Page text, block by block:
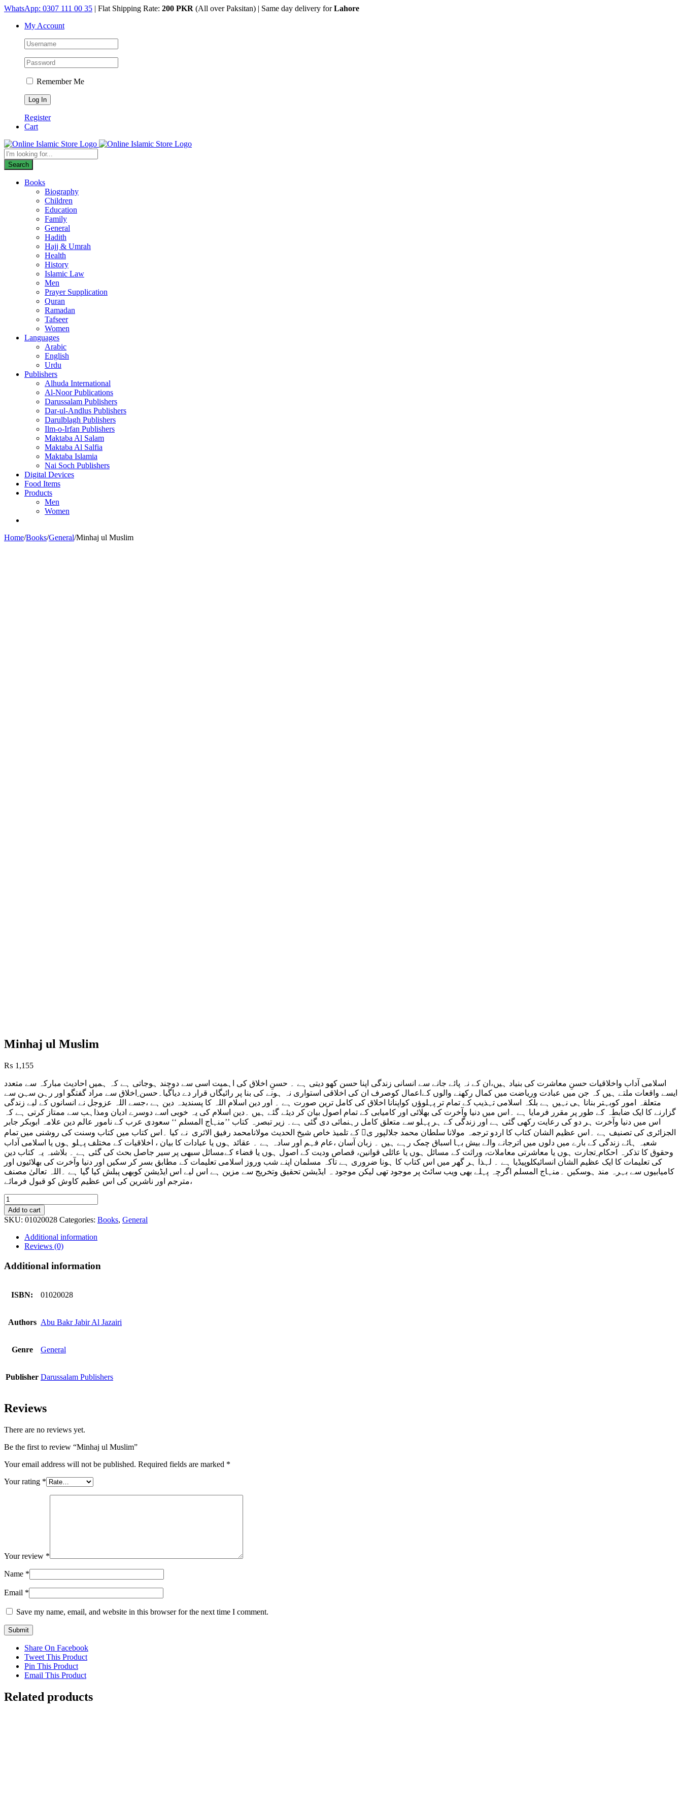
Skip
content
WhatsApp: 0307 111 00 35 | Flat Shipping Rate: 200 PKR (All over Paksitan) | Same day delivery forLahore
My Account
Remember Me
Register
Cart
Products
search
Search
Books
Biography
Children
Education
Family
General
Hadith
Hajj & Umrah
Health
History
Islamic Law
Men
Prayer Supplication
Quran
Ramadan
Tafseer
Women
Languages
Arabic
English
Urdu
Publishers
Alhuda International
Al-Noor Publications
Darussalam Publishers
Dar-ul-Andlus Publishers
Darulblagh Publishers
Ilm-o-Irfan Publishers
Maktaba Al Salam
Maktaba Al Salfia
Maktaba Islamia
Nai Soch Publishers
Digital Devices
Food Items
Products
Men
Women
Home/Books/General/Minhaj ul Muslim
Minhaj ul Muslim
₨ 1,155
اسلامی آداب واخلاقیات حسنِ معاشرت کی بنیاد ہیں،ان کے نہ پائے جانے سے انسانی زندگی اپنا حسن کھو دیتی ہے ۔ حسنِ اخلاق کی اہمیت اسی سے دوچند ہوجاتی ہے کہ ہمیں احادیث مبارکہ سے متعدد
ایسے واقعات ملتے ہیں کہ جن میں عبادت وریاضت میں کمال رکھنے والوں کےاعمال کوصرف ان کی اخلاقی استواری نہ ہونے کی بنا پر رائیگاں قرار دے دیاگیا۔حسن ِاخلاق سے مراد گفتگو اور ر ہن سہن سے
متعلقہ امور کوبہتر بنانا ہی نہیں ہے بلکہ اسلامی تہذیب کے تمام تر پہلوؤں کواپنانا اخلاق کی کامل ترین صورت ہے ۔ اور دین اسلام اللہ کا پسندیدہ دین ہے ،جسے اللہ عزوجل نے انسانوں کے لیے زندگی
گزارنے کا ایک ضابطہ کے طور پر مقرر فرمایا ہے ۔اس میں دنیا وآخرت کی بھلائی اور کامیابی کے تمام اصول بیان کر دیئے گئے ہیں ۔دین اسلام کی یہ خوبی اسے دوسرے ادیان ومذاہب سے ممتاز کرتی ہے کہ
اس میں دنیا وآخرت ہر دو کی رعایت رکھی گئی ہے اور زندگی کے ہر پہلو سے متعلق کامل رہنمائی دی گئی ہے۔ زیر تبصرہ کتاب ’’منہاج المسلم ‘‘ سعودی عرب کے نامور عالم دین علامہ ابوبکر جابر
الجزائری کی تصنیف ہے ۔اس عظیم الشان کتاب کا اردو ترجمہ مولانا سلطان محمد جلالپور ی﷫ کے تلمیذ خاص شیخ الحدیث مولانامحمد رفیق الاثری نے کیا ۔اس کتاب میں کتاب وسنت کی روشنی میں تمام
شعبہ ہائے زندگی کے بارے میں دلوں میں اترجانے والے بیش بہا اسباق چمک رہے ہیں ۔ زبان آسان ،عام فہم اور سادہ ہے ۔ عقائد ہوں یا عبادات کا بیان ، اخلاقیات کے مختلف پہلو ہوں یا اسلامی آداب
وحقوق کا تذکرہ احکام ِتجارت ہوں یا معاشرتی معاملات، وراثت کے مسائل ہوں یا عائلی قوانین، قصاص ودیت کے اصول ہوں یا قضاء کےمسائل سبھی پر سیر جاصل بحث کی گئی ہے ۔ بلاشبہ یہ کتاب دین
کی تعلیمات کا ایک عظیم الشان انسائیکلوپیڈیا ہے ۔ لہذا ہر گھر میں اس کتاب کا ہونا ضروری ہے تاکہ مسلمان اپنے شب وروز اسلامی تعلیمات کے مطابق بسر کر سکیں اور دنیا وآخرت کی بھلائیوں اور
کامیابیوں سے بہرہ مند ہوسکیں ۔منہاج المسلم اگرچہ پہلے بھی ویب سائٹ پر موجود تھی لیکن موجود ہ ایڈیشن تحقیق وتخریج سے مزین ہے اس لیے اس ایڈیشن کوبھی پبلش کیا گیا ہے ۔اللہ تعالیٰ مصنف
،مترجم اور ناشرین کی اس عظیم کاوش کو قبول فرمائے
Minhaj
ul
Muslim
quantity
Add to cart
SKU: 01020028 Categories: Books, General
Additional information
Reviews (0)
Additional information
ISBN: 01020028
Authors Abu Bakr Jabir Al Jazairi
Genre General
Publisher Darussalam Publishers
Reviews
There are no reviews yet.
Be the first to review “Minhaj ul Muslim”
Your email address will not be published. Required fields are marked *
Your rating *
Your review *
Name *
Email *
Save my name, email, and website in this browser for the next time I comment.
Share On Facebook
Tweet This Product
Pin This Product
Email This Product
Related products